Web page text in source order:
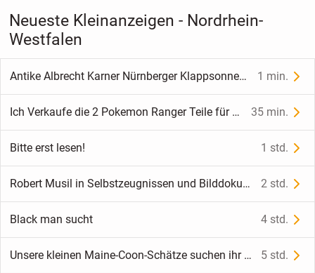
Neueste Kleinanzeigen - Nordrhein-
Westfalen
Antike Albrecht Karner Nürnberger Klappsonnenuhr aus 1661 Kompass Goldverzierung 1 min.
Ich Verkaufe die 2 Pokemon Ranger Teile für den Nintendo DS 35 min.
Bitte erst lesen! 1 std.
Robert Musil in Selbstzeugnissen und Bilddokumenten 2 std.
Black man sucht 4 std.
Unsere kleinen Maine-Coon-Schätze suchen ihr Zuhause 5 std.